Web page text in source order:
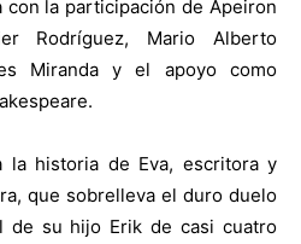
la participación de Ápeiron
Rodríguez, Mario Alberto
Miranda y el apoyo como
la historia de Eva, escritora y
que sobrelleva el duro duelo
de su hijo Erik de casi cuatro